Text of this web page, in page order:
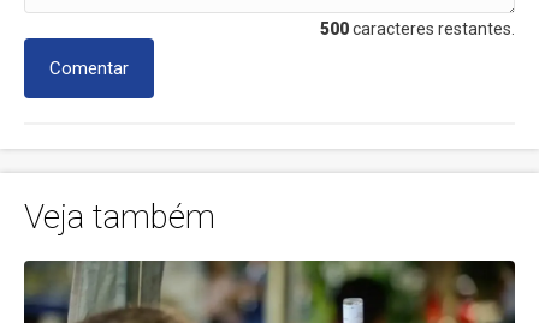
500caracteres restantes.
Comentar
Veja também